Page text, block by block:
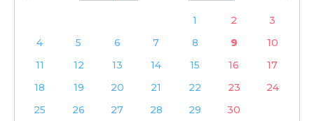
1 2
3
4
5 6 7 8 9
10
11
12 13 14 15 16
17
18
19 20 21 22 23
24
25
26 27 28 29 30